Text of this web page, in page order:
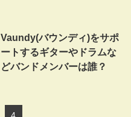
Vaundy(バウンディ)をサポ
ートするギターやドラムな
どバンドメンバーは誰？